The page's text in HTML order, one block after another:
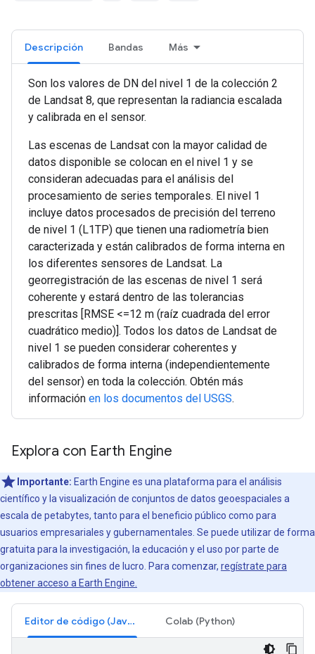
Descripción Bandas Más
Son los valores de DN del nivel 1 de la colección 2
de Landsat 8, que representan la radiancia escalada
y calibrada en el sensor.
Las escenas de Landsat con la mayor calidad de
datos disponible se colocan en el nivel 1 y se
consideran adecuadas para el análisis del
procesamiento de series temporales. El nivel 1
incluye datos procesados de precisión del terreno
de nivel 1 (L1TP) que tienen una radiometría bien
caracterizada y están calibrados de forma interna en
los diferentes sensores de Landsat. La
georregistración de las escenas de nivel 1 será
coherente y estará dentro de las tolerancias
prescritas [RMSE <=12 m (raíz cuadrada del error
cuadrático medio)]. Todos los datos de Landsat de
nivel 1 se pueden considerar coherentes y
calibrados de forma interna (independientemente
del sensor) en toda la colección. Obtén más
información en los documentos del USGS.
Explora con Earth Engine
Importante: Earth Engine es una plataforma para el análisis
científico y la visualización de conjuntos de datos geoespaciales a
escala de petabytes, tanto para el beneficio público como para
usuarios empresariales y gubernamentales. Se puede utilizar de forma
gratuita para la investigación, la educación y el uso por parte de
organizaciones sin fines de lucro. Para comenzar, regístrate para
obtener acceso a Earth Engine.
Editor de código (JavaScript) Colab (Python)